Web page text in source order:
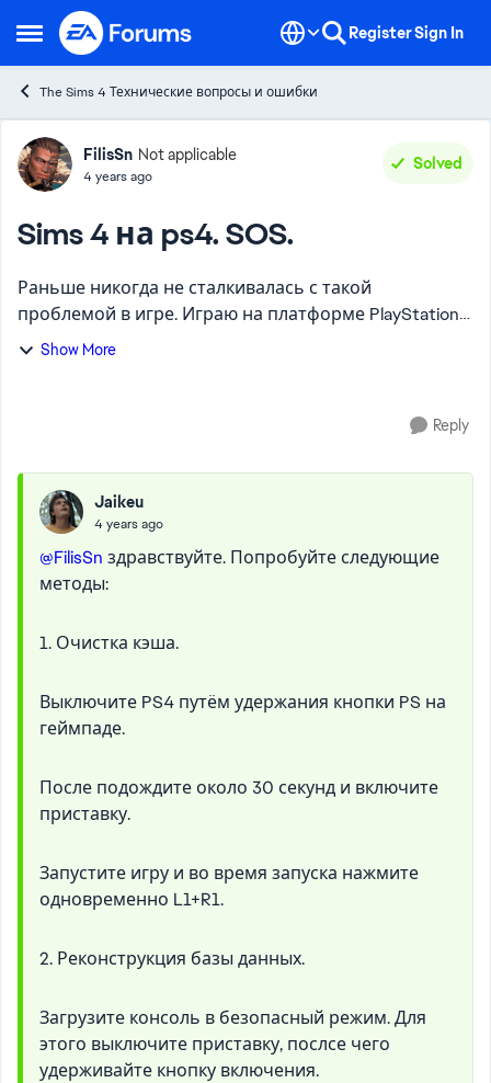
Open Side Menu
Skip to content RegisterSign In
The Sims 4 Технические вопросы и ошибки
Forum Discussion
FilisSn Not applicable
4 years ago
Solved
Sims 4 на ps4. SOS.
Раньше никогда не сталкивалась с такой
проблемой в игре. Играю на платформе PlayStation
4. Конечно производительность оставляет желать
Show More
Reply
Jaikeu
4 years ago
@FilisSn здравствуйте. Попробуйте следующие
методы:
1. Очистка кэша.
Выключите PS4 путём удержания кнопки PS на
геймпаде.
После подождите около 30 секунд и включите
приставку.
Запустите игру и во время запуска нажмите
одновременно L1+R1.
2. Реконструкция базы данных.
Загрузите консоль в безопасный режим. Для
этого выключите приставку, послсе чего
удерживайте кнопку включения.